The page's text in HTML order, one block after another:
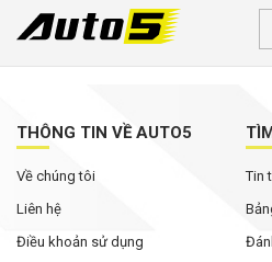
THÔNG TIN VỀ AUTO5
Về chúng tôi
Liên hệ
Điều khoản sử dụng
Tin